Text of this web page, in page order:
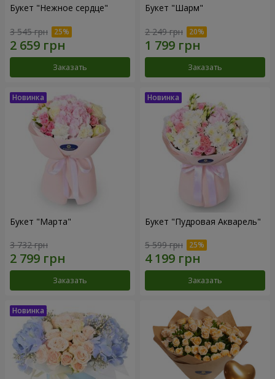
Букет "Нежное сердце"
3 545 грн
Заказать
Букет "Шарм"
2 249 грн
Заказать
Букет "Марта"
3 732 грн
Заказать
Букет "Пудровая Акварель"
5 599 грн
Заказать